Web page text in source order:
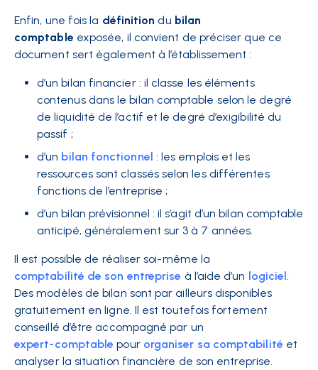
Enfin, une fois la définition du bilan
comptable exposée, il convient de préciser que ce
document sert également à l’établissement :
d’un bilan financier : il classe les éléments
contenus dans le bilan comptable selon le degré
de liquidité de l’actif et le degré d’exigibilité du
passif ;
d’un bilan fonctionnel : les emplois et les
ressources sont classés selon les différentes
fonctions de l’entreprise ;
d’un bilan prévisionnel : il s’agit d’un bilan comptable
anticipé, généralement sur 3 à 7 années.
Il est possible de réaliser soi-même la
comptabilité de son entreprise à l’aide d’un logiciel.
Des modèles de bilan sont par ailleurs disponibles
gratuitement en ligne. Il est toutefois fortement
conseillé d’être accompagné par un
expert-comptable pour organiser sa comptabilité et
analyser la situation financière de son entreprise.